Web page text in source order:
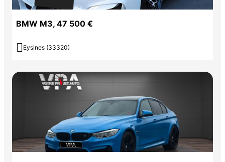
BMW M3, 47 500 €
 Eysines (33320)